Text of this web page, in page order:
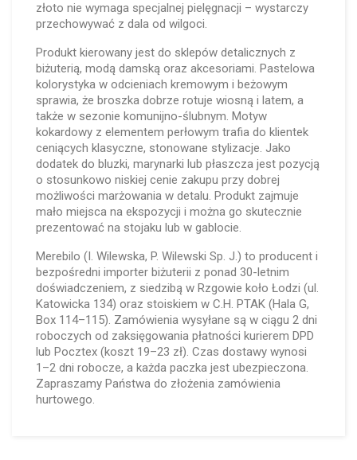
złoto nie wymaga specjalnej pielęgnacji – wystarczy
przechowywać z dala od wilgoci.
Produkt kierowany jest do sklepów detalicznych z
biżuterią, modą damską oraz akcesoriami. Pastelowa
kolorystyka w odcieniach kremowym i beżowym
sprawia, że broszka dobrze rotuje wiosną i latem, a
także w sezonie komunijno-ślubnym. Motyw
kokardowy z elementem perłowym trafia do klientek
ceniących klasyczne, stonowane stylizacje. Jako
dodatek do bluzki, marynarki lub płaszcza jest pozycją
o stosunkowo niskiej cenie zakupu przy dobrej
możliwości marżowania w detalu. Produkt zajmuje
mało miejsca na ekspozycji i można go skutecznie
prezentować na stojaku lub w gablocie.
Merebilo (I. Wilewska, P. Wilewski Sp. J.) to producent i
bezpośredni importer biżuterii z ponad 30-letnim
doświadczeniem, z siedzibą w Rzgowie koło Łodzi (ul.
Katowicka 134) oraz stoiskiem w C.H. PTAK (Hala G,
Box 114–115). Zamówienia wysyłane są w ciągu 2 dni
roboczych od zaksięgowania płatności kurierem DPD
lub Pocztex (koszt 19–23 zł). Czas dostawy wynosi
1–2 dni robocze, a każda paczka jest ubezpieczona.
Zapraszamy Państwa do złożenia zamówienia
hurtowego.